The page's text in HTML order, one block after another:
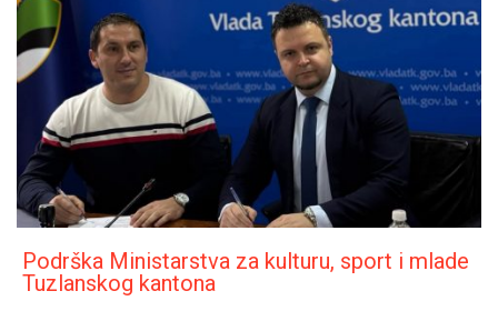
Podrška Ministarstva za kulturu, sport i mlade
Tuzlanskog kantona